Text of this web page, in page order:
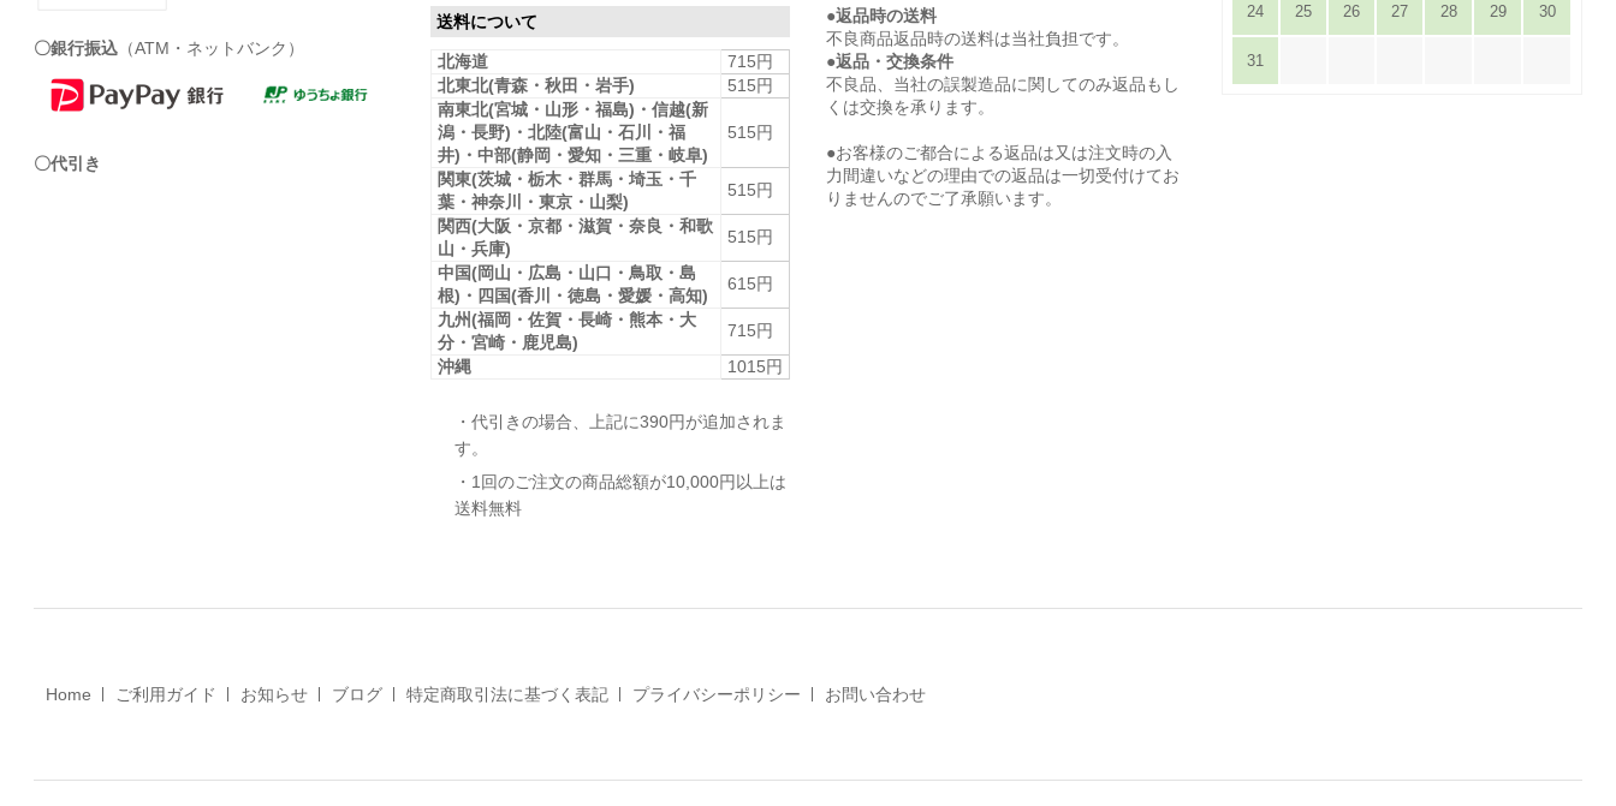
〇銀行振込 （ATM・ネットバンク）
〇代引き
送料について
北海道
715円
北東北(青森・秋田・岩手)
515円
南東北(宮城・山形・福島)・信越(新
潟・長野)・北陸(富山・石川・福
井)・中部(静岡・愛知・三重・岐阜)
515円
関東(茨城・栃木・群馬・埼玉・千
葉・神奈川・東京・山梨)
515円
関西(大阪・京都・滋賀・奈良・和歌
山・兵庫)
515円
中国(岡山・広島・山口・鳥取・島
根)・四国(香川・徳島・愛媛・高知)
615円
九州(福岡・佐賀・長崎・熊本・大
分・宮崎・鹿児島)
715円
沖縄
1015円
・代引きの場合、上記に390円が追加されま
す。
・1回のご注文の商品総額が10,000円以上は
送料無料
●返品時の送料
不良商品返品時の送料は当社負担です。
●返品・交換条件
不良品、当社の誤製造品に関してのみ返品もし
くは交換を承ります。
●お客様のご都合による返品は又は注文時の入
力間違いなどの理由での返品は一切受付けてお
りませんのでご了承願います。
24 25 26 27 28 29 30
31
Home ご利用ガイド お知らせ ブログ 特定商取引法に基づく表記 プライバシーポリシー お問い合わせ